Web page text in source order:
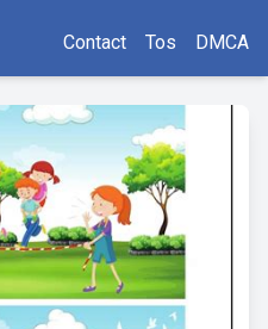
Contact Tos DMCA